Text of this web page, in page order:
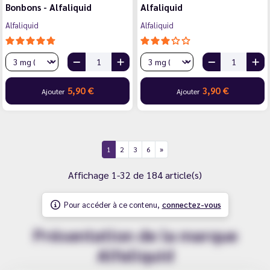
Bonbons - Alfaliquid
Alfaliquid
Ajouter 5,90 €
Alfaliquid
Alfaliquid
Ajouter 3,90 €
1 2 3 6
Affichage 1-32 de 184 article(s)
Pour accéder à ce contenu, connectez-vous
Présentation de la marque
Alfaliquid